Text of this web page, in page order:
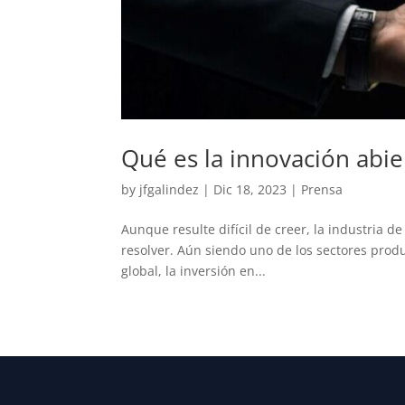
Qué es la innovación
by jfgalindez | Dic 18, 2023 | Prensa
Aunque resulte difícil de creer, la industria
resolver. Aún siendo uno de los sectores
global, la inversión en...